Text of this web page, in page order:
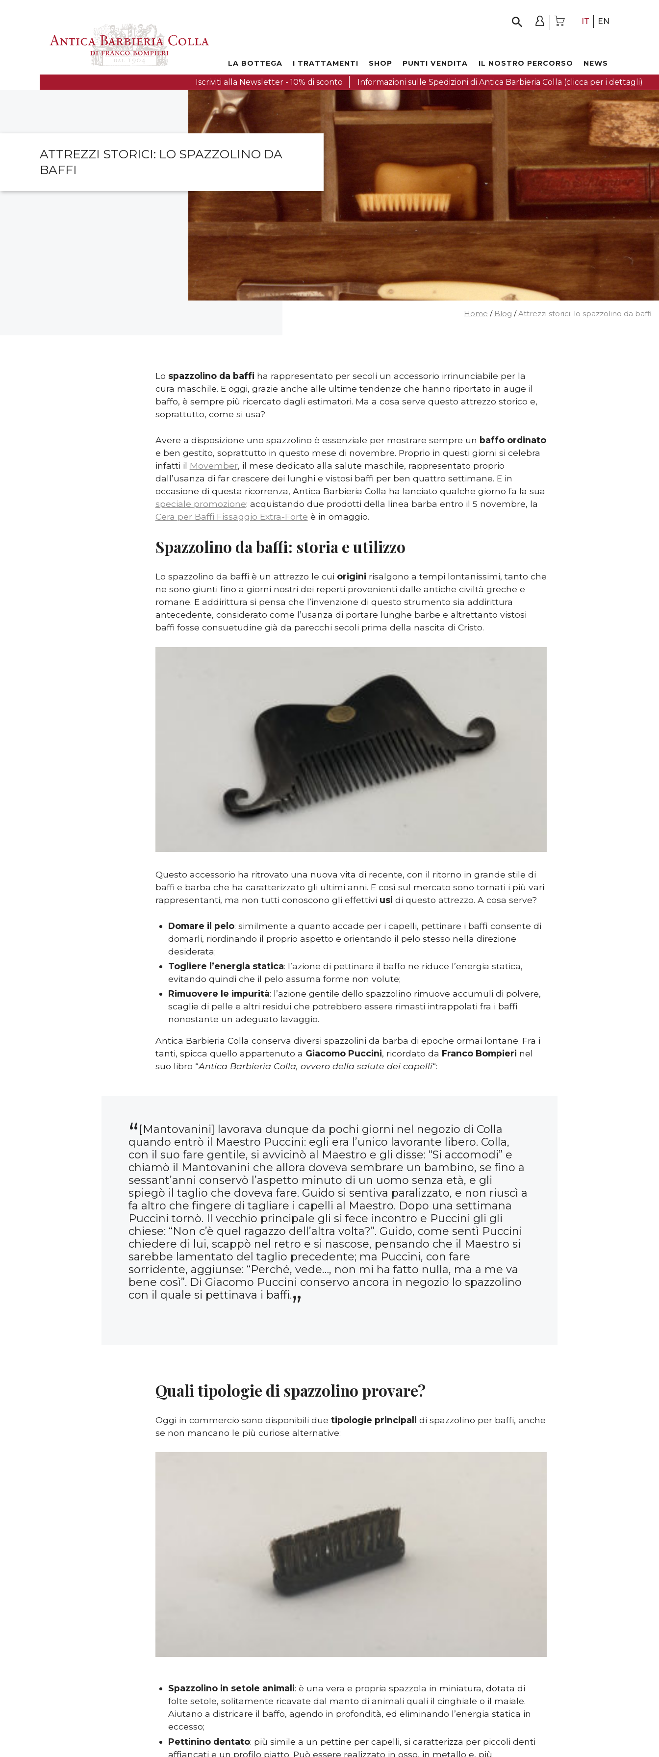
IT EN
LA BOTTEGA I TRATTAMENTI SHOP PUNTI VENDITA IL NOSTRO PERCORSO NEWS
Iscriviti alla Newsletter - 10% di sconto Informazioni sulle Spedizioni di Antica Barbieria Colla (clicca per i dettagli)
ATTREZZI STORICI: LO SPAZZOLINO DA
BAFFI
Home / Blog /Attrezzi storici: lo spazzolino da baffi
Lo spazzolino da baffi ha rappresentato per secoli un accessorio irrinunciabile per la
cura maschile. E oggi, grazie anche alle ultime tendenze che hanno riportato in auge il
baffo, è sempre più ricercato dagli estimatori. Ma a cosa serve questo attrezzo storico e,
soprattutto, come si usa?
Avere a disposizione uno spazzolino è essenziale per mostrare sempre un baffo ordinato
e ben gestito, soprattutto in questo mese di novembre. Proprio in questi giorni si celebra
infatti il Movember, il mese dedicato alla salute maschile, rappresentato proprio
dall’usanza di far crescere dei lunghi e vistosi baffi per ben quattro settimane. E in
occasione di questa ricorrenza, Antica Barbieria Colla ha lanciato qualche giorno fa la sua
speciale promozione: acquistando due prodotti della linea barba entro il 5 novembre, la
Cera per Baffi Fissaggio Extra-Forte è in omaggio.
Spazzolino da baffi: storia e utilizzo
Lo spazzolino da baffi è un attrezzo le cui origini risalgono a tempi lontanissimi, tanto che
ne sono giunti fino a giorni nostri dei reperti provenienti dalle antiche civiltà greche e
romane. E addirittura si pensa che l’invenzione di questo strumento sia addirittura
antecedente, considerato come l’usanza di portare lunghe barbe e altrettanto vistosi
baffi fosse consuetudine già da parecchi secoli prima della nascita di Cristo.
Questo accessorio ha ritrovato una nuova vita di recente, con il ritorno in grande stile di
baffi e barba che ha caratterizzato gli ultimi anni. E così sul mercato sono tornati i più vari
rappresentanti, ma non tutti conoscono gli effettivi usi di questo attrezzo. A cosa serve?
Domare il pelo: similmente a quanto accade per i capelli, pettinare i baffi consente di
domarli, riordinando il proprio aspetto e orientando il pelo stesso nella direzione
desiderata;
Togliere l’energia statica: l’azione di pettinare il baffo ne riduce l’energia statica,
evitando quindi che il pelo assuma forme non volute;
Rimuovere le impurità: l’azione gentile dello spazzolino rimuove accumuli di polvere,
scaglie di pelle e altri residui che potrebbero essere rimasti intrappolati fra i baffi
nonostante un adeguato lavaggio.
Antica Barbieria Colla conserva diversi spazzolini da barba di epoche ormai lontane. Fra i
tanti, spicca quello appartenuto a Giacomo Puccini, ricordato da Franco Bompieri nel
suo libro “Antica Barbieria Colla, ovvero della salute dei capelli“:
[Mantovanini] lavorava dunque da pochi giorni nel negozio di Colla
quando entrò il Maestro Puccini: egli era l’unico lavorante libero. Colla,
con il suo fare gentile, si avvicinò al Maestro e gli disse: “Si accomodi” e
chiamò il Mantovanini che allora doveva sembrare un bambino, se fino a
sessant’anni conservò l’aspetto minuto di un uomo senza età, e gli
spiegò il taglio che doveva fare. Guido si sentiva paralizzato, e non riuscì a
fa altro che fingere di tagliare i capelli al Maestro. Dopo una settimana
Puccini tornò. Il vecchio principale gli si fece incontro e Puccini gli gli
chiese: “Non c’è quel ragazzo dell’altra volta?”. Guido, come sentì Puccini
chiedere di lui, scappò nel retro e si nascose, pensando che il Maestro si
sarebbe lamentato del taglio precedente; ma Puccini, con fare
sorridente, aggiunse: “Perché, vede…, non mi ha fatto nulla, ma a me va
bene così”. Di Giacomo Puccini conservo ancora in negozio lo spazzolino
con il quale si pettinava i baffi.
Quali tipologie di spazzolino provare?
Oggi in commercio sono disponibili due tipologie principali di spazzolino per baffi, anche
se non mancano le più curiose alternative:
Spazzolino in setole animali: è una vera e propria spazzola in miniatura, dotata di
folte setole, solitamente ricavate dal manto di animali quali il cinghiale o il maiale.
Aiutano a districare il baffo, agendo in profondità, ed eliminando l’energia statica in
eccesso;
Pettinino dentato: più simile a un pettine per capelli, si caratterizza per piccoli denti
affiancati e un profilo piatto. Può essere realizzato in osso, in metallo e, più